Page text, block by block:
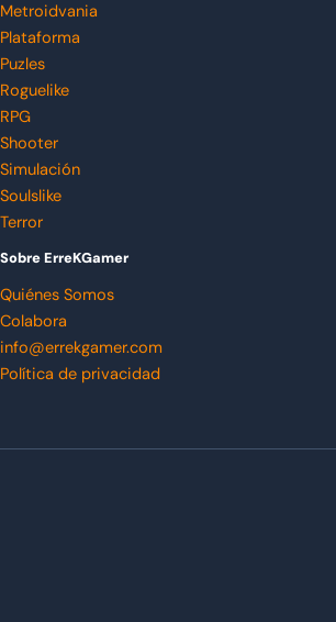
Metroidvania
Plataforma
Puzles
Roguelike
RPG
Shooter
Simulación
Soulslike
Terror
Sobre ErreKGamer
Quiénes Somos
Colabora
info@errekgamer.com
Política de privacidad